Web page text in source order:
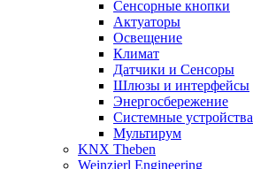
Сенсорные кнопки
Актуаторы
Освещение
Климат
Датчики и Сенсоры
Шлюзы и интерфейсы
Энергосбережение
Системные устройства
Мультирум
KNX Theben
Weinzierl Engineering